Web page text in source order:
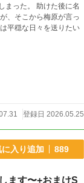
た後に名
平穏な日々を送りたい
登録日 2026.05.25
に入り追加 889
ます〜+おまけS